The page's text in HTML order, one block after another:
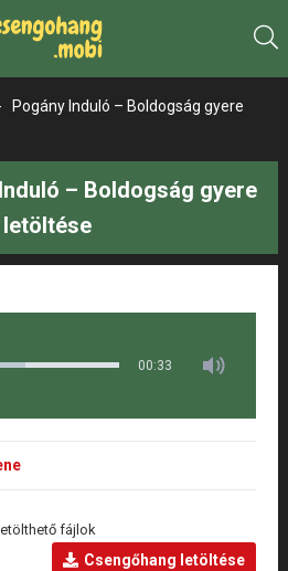
Pogány Induló – Boldogság gyere
– Boldogság gyere
letöltése
00:33
fájlok
Csengőhang letöltése